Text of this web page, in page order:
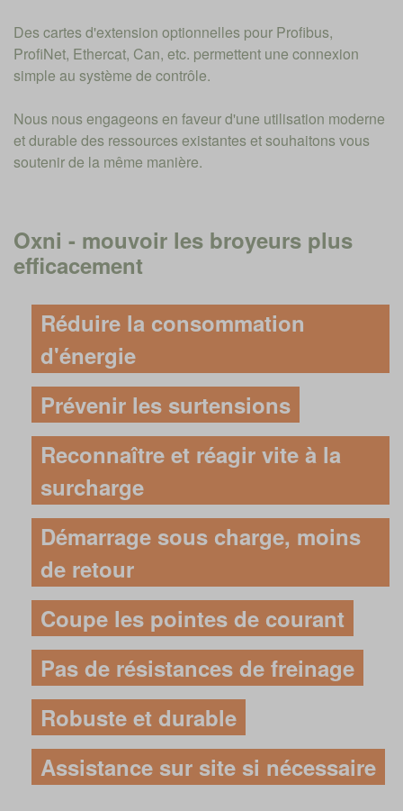
Des cartes d'extension optionnelles pour Profibus,
ProfiNet, Ethercat, Can, etc. permettent une connexion
simple au système de contrôle.
Nous nous engageons en faveur d'une utilisation moderne
et durable des ressources existantes et souhaitons vous
soutenir de la même manière.
Oxni - mouvoir les broyeurs plus
efficacement
Réduire la consommation
d'énergie
Prévenir les surtensions
Reconnaître et réagir vite à la
surcharge
Démarrage sous charge, moins
de retour
Coupe les pointes de courant
Pas de résistances de freinage
Robuste et durable
Assistance sur site si nécessaire